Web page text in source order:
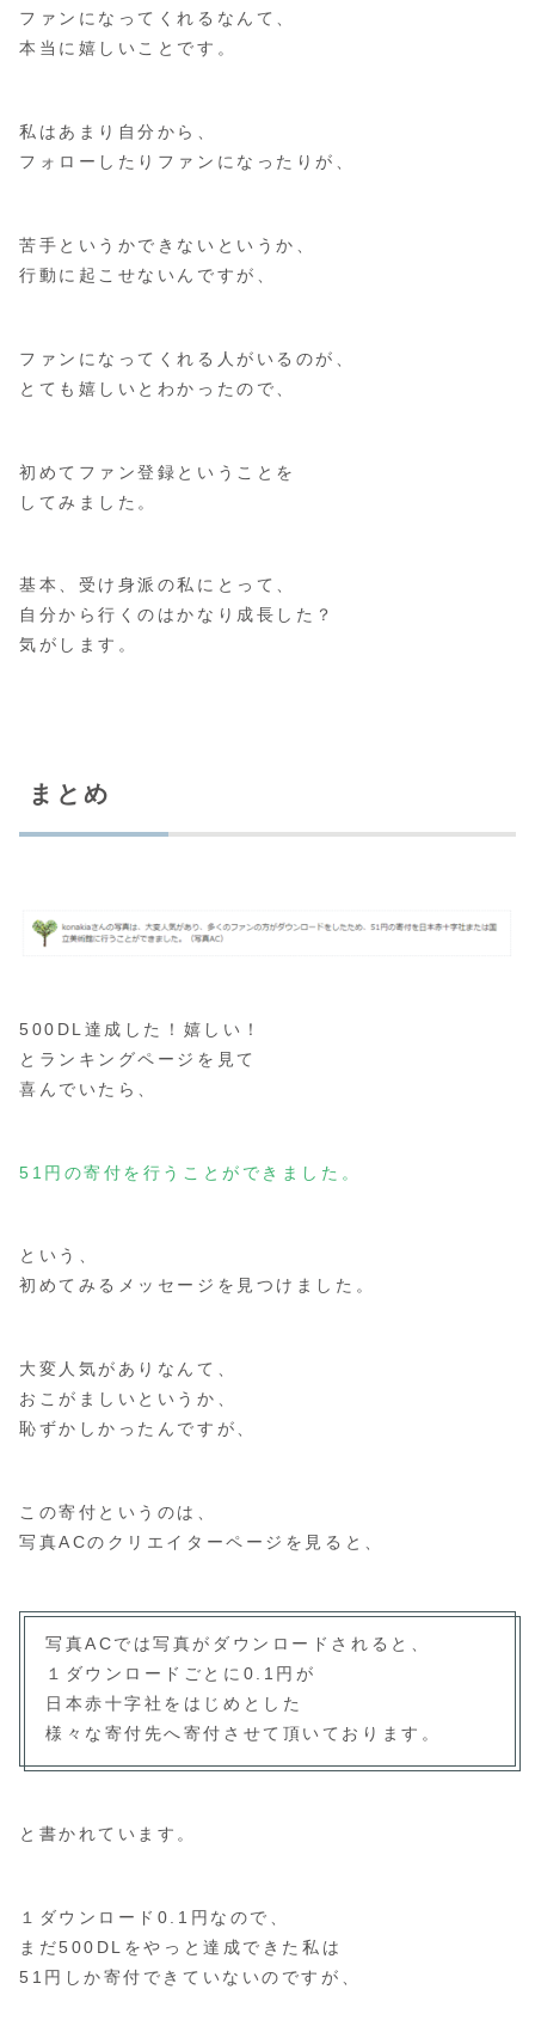
ファンになってくれるなんて、
本当に嬉しいことです。
私はあまり自分から、
フォローしたりファンになったりが、
苦手というかできないというか、
行動に起こせないんですが、
ファンになってくれる人がいるのが、
とても嬉しいとわかったので、
初めてファン登録ということを
してみました。
基本、受け身派の私にとって、
自分から行くのはかなり成長した？
気がします。
まとめ
500DL達成した！嬉しい！
とランキングページを見て
喜んでいたら、
51円の寄付を行うことができました。
という、
初めてみるメッセージを見つけました。
大変人気がありなんて、
おこがましいというか、
恥ずかしかったんですが、
この寄付というのは、
写真ACのクリエイターページを見ると、
写真ACでは写真がダウンロードされると、
１ダウンロードごとに0.1円が
日本赤十字社をはじめとした
様々な寄付先へ寄付させて頂いております。
と書かれています。
１ダウンロード0.1円なので、
まだ500DLをやっと達成できた私は
51円しか寄付できていないのですが、